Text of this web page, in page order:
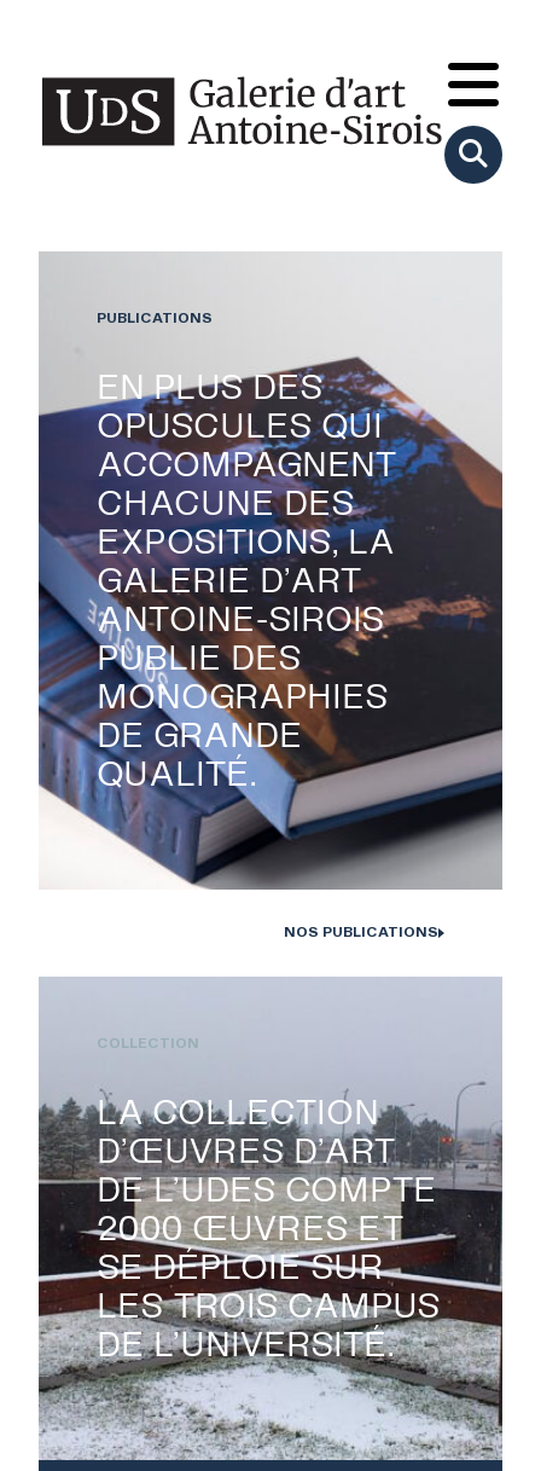

Monographies Solstice de Bertrand Carrière et Isabelle Hayeur.
EN PLUS DES
OPUSCULES QUI
ACCOMPAGNENT
CHACUNE DES
EXPOSITIONS, LA
GALERIE D’ART
ANTOINE-SIROIS
PUBLIE DES
MONOGRAPHIES
DE GRANDE
QUALITÉ.
PUBLICATIONS
NOS PUBLICATIONS
LA COLLECTION
D’ŒUVRES D’ART
DE L’UDES COMPTE
2000 ŒUVRES ET
SE DÉPLOIE SUR
LES TROIS CAMPUS
DE L’UNIVERSITÉ.
COLLECTION